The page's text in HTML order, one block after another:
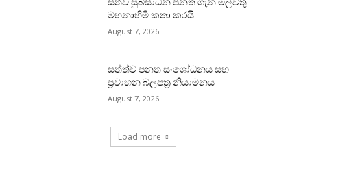
මහනාහිමි කතා කරයි.
August 7, 2026
සත්ත්ව පනත සංශෝධනය සහ
ප්‍රවාහන බලපත්‍ර නියාමනය
August 7, 2026
Load more